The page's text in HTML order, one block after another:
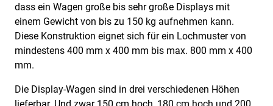
dass ein Wagen große bis sehr große Displays mit
einem Gewicht von bis zu 150 kg aufnehmen kann.
Diese Konstruktion eignet sich für ein Lochmuster von
mindestens 400 mm x 400 mm bis max. 800 mm x 400
mm.
Die Display-Wagen sind in drei verschiedenen Höhen
lieferbar. Und zwar 150 cm hoch, 180 cm hoch und 200